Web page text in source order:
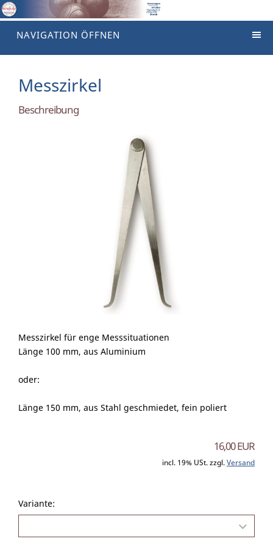
NAVIGATION ÖFFNEN
Messzirkel
Beschreibung
Messzirkel für enge Messsituationen
Länge 100 mm, aus Aluminium
oder:
Länge 150 mm, aus Stahl geschmiedet, fein poliert
16,00 EUR
incl. 19% USt. zzgl. Versand
Variante: